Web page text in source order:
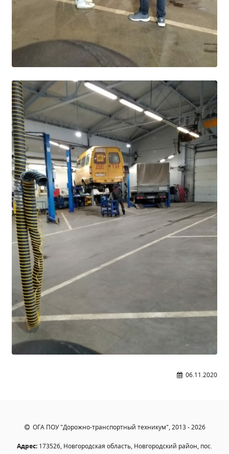
Студенческий совет
Студенческий спортивный клуб
МЕТОДИЧЕСКАЯ РАБОТА
В помощь педагогам и мастерам ПО
ПРОЧЕЕ
История нашего техникума
Фотографии техникума
ПОЛЕЗНЫЕ ССЫЛКИ
Министерство науки и высшего образования
РФ
Главное управление по контролю за оборотом
наркотиков
Общероссийская база вакансий "Работа в
России"
Сбербанк Онлайн - оплачивайте
образовательные услуги
06.11.2020
ОГА ПОУ "Дорожно-транспортный техникум", 2013 - 2026
Адрес: 173526, Новгородская область, Новгородский район, пос.